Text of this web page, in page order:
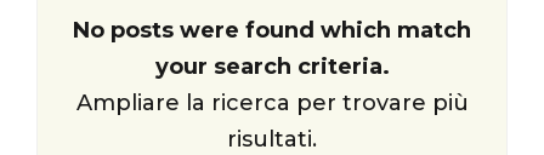
No posts were found which match
your search criteria.
Ampliare la ricerca per trovare più
risultati.